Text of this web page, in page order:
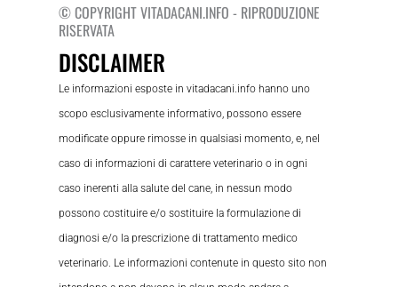
© COPYRIGHT VITADACANI.INFO - RIPRODUZIONE
RISERVATA
DISCLAIMER
Le informazioni esposte in vitadacani.info hanno uno
scopo esclusivamente informativo, possono essere
modificate oppure rimosse in qualsiasi momento, e, nel
caso di informazioni di carattere veterinario o in ogni
caso inerenti alla salute del cane, in nessun modo
possono costituire e/o sostituire la formulazione di
diagnosi e/o la prescrizione di trattamento medico
veterinario. Le informazioni contenute in questo sito non